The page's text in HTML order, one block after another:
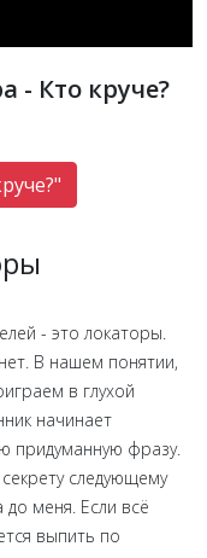
- Кто круче?
- это локаторы.
В нашем понятии,
в глухой
начинает
придуманную фразу.
следующему
до меня. Если всё
выпить по